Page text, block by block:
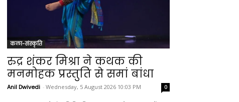
कला-संस्कृति
रुद्र शंकर मिश्रा ने कथक की
मनमोहक प्रस्तुति से समां बांधा
Anil Dwivedi - Wednesday, 5 August 2026 10:03 PM 0